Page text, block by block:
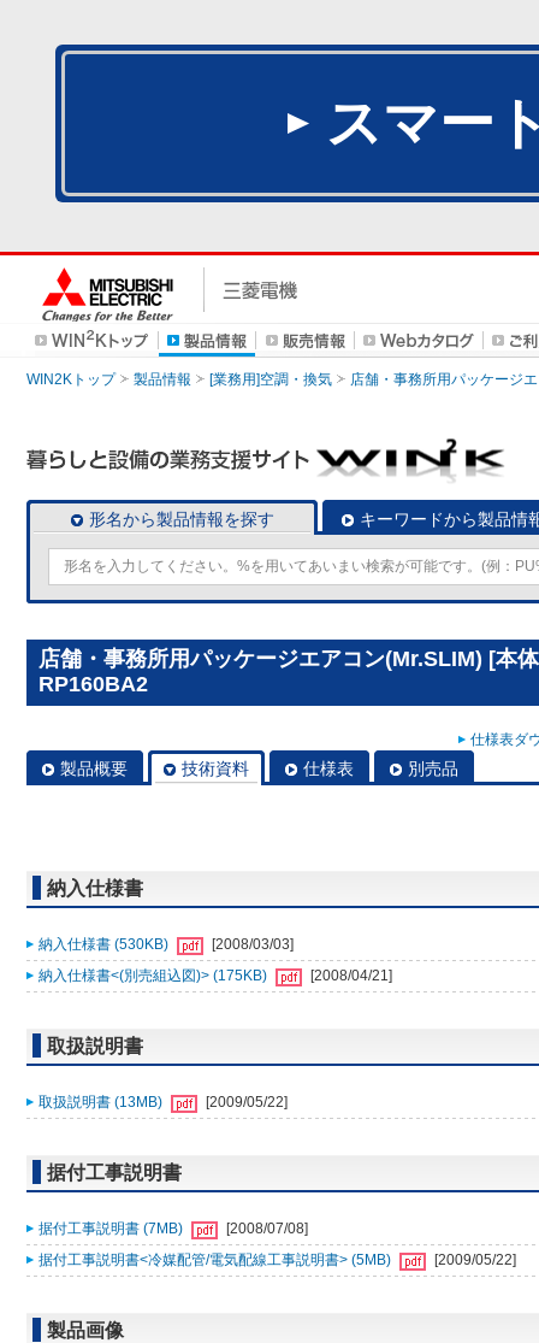
スマー
WIN2Kトップ 製品情報 [業務用]空調・換気 店舗・事務所用パッケージ
形名から製品情報を探す キーワードから製品情
店舗・事務所用パッケージエアコン(Mr.SLIM) [本
RP160BA2
仕様表ダ
製品概要 技術資料 仕様表 別売品
納入仕様書
納入仕様書 (530KB)
[2008/03/03]
納入仕様書<(別売組込図)> (175KB)
[2008/04/21]
取扱説明書
取扱説明書 (13MB) [2009/05/22]
据付工事説明書
据付工事説明書 (7MB)
[2008/07/08]
据付工事説明書<冷媒配管/電気配線工事説明書> (5MB)
[2009/05/22]
製品画像